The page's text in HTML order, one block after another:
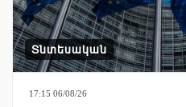
Տնտեսական
17:15 06/08/26